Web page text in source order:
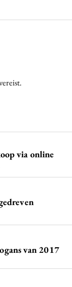
via online
van 2017